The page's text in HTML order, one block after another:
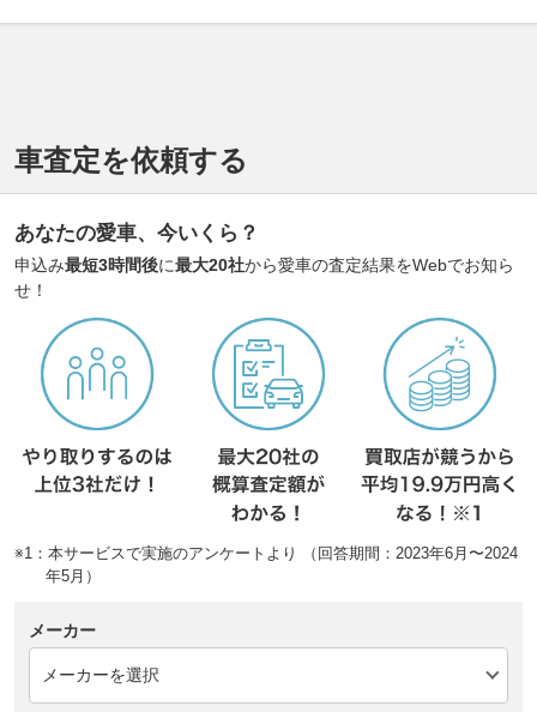
車査定を依頼する
あなたの愛車、今いくら？
申込み最短3時間後に最大20社から愛車の査定結果をWebでお知ら
せ！
※1：本サービスで実施のアンケートより （回答期間：2023年6月〜2024
年5月）
メーカー